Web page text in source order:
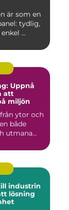
är som en
tydlig,
...
Uppnå
att
miljön
ytor och
både
utmana...
industrin
lösning